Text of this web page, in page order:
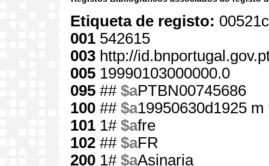
Etiqueta de registo:
001 542615
003 http://
005 19990103000000.0
095 ## $aPTBN00745686
100 ## $a19950630d1925
101 1# $afre
102 ## $aFR
200 1# $aAsinaria